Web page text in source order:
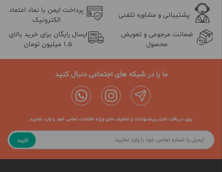
پشتیبانی و مشاوره تلفنی
پرداخت ایمن با نماد اعتماد
الکترونیک
ضمانت مرجوعی و تعویض
محصول
ارسال رایگان برای خرید بالای
1.5 میلیون تومان
ما را در شبکه های اجتماعی دنبال کنید
برای دریافت اخبار،پیشنهادات و تخفیف های ویژه اطلاعات تماس خود را وارد نمایید
تایید